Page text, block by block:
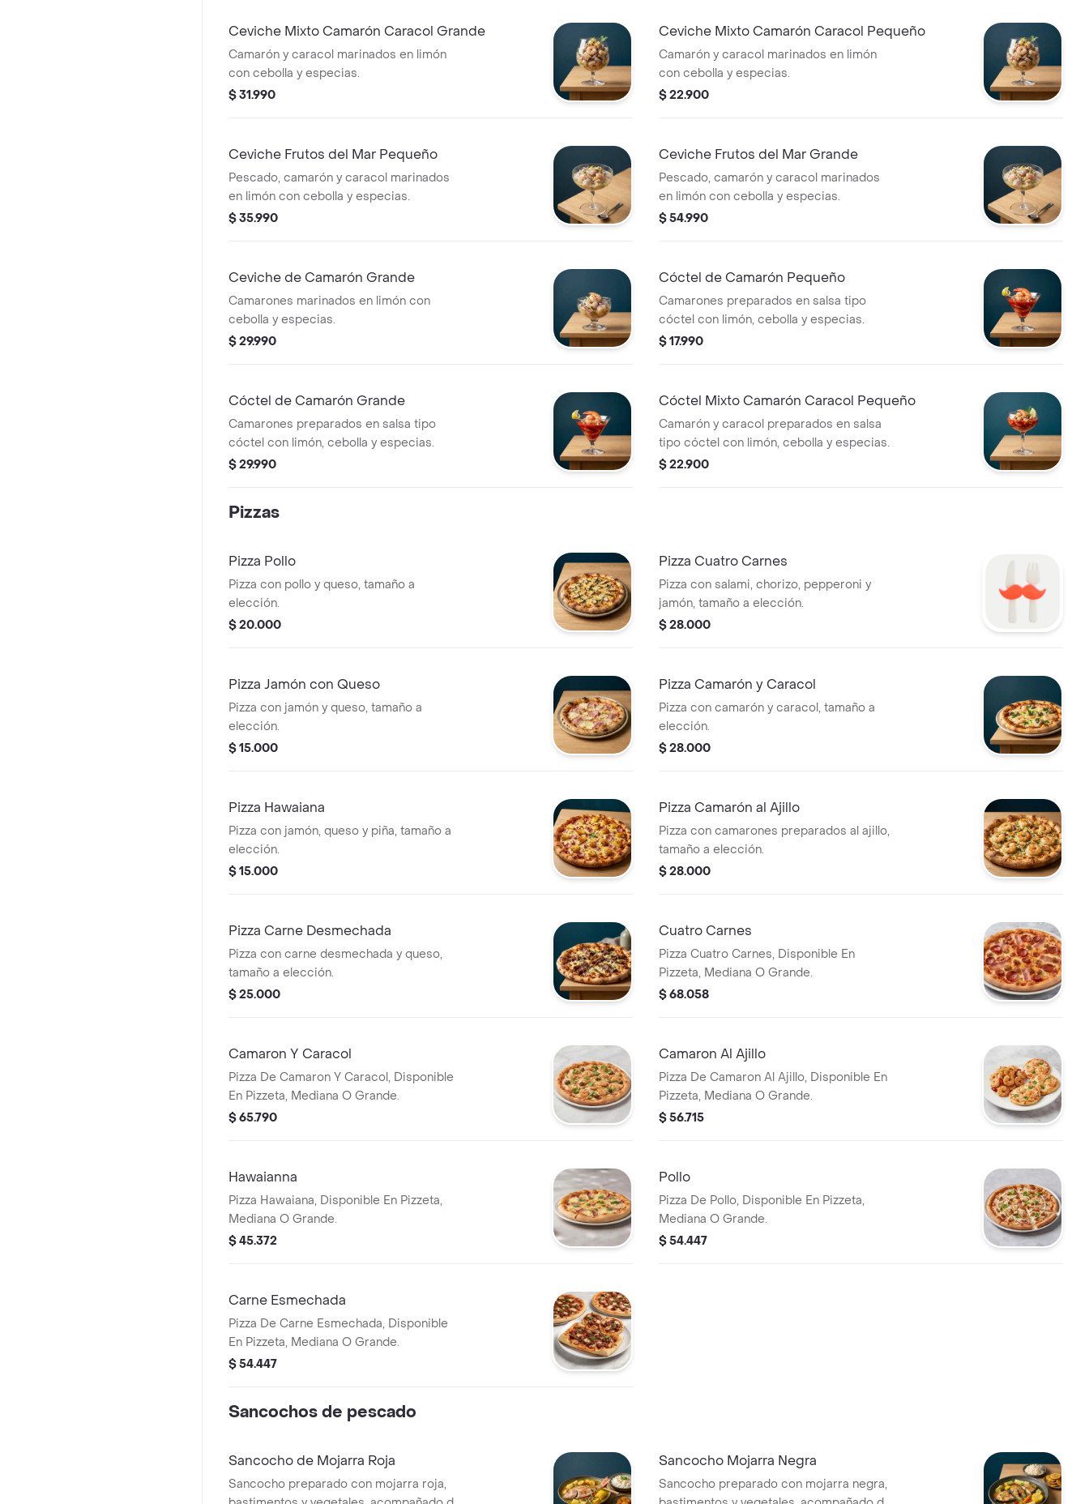
Ceviche Mixto Camarón Caracol Grande
Camarón y caracol marinados en limón
con cebolla y especias.
$ 31.990
Ceviche Mixto Camarón Caracol Pequeño
Camarón y caracol marinados en limón
con cebolla y especias.
$ 22.900
Ceviche Frutos del Mar Pequeño
Pescado, camarón y caracol marinados
en limón con cebolla y especias.
$ 35.990
Ceviche Frutos del Mar Grande
Pescado, camarón y caracol marinados
en limón con cebolla y especias.
$ 54.990
Ceviche de Camarón Grande
Camarones marinados en limón con
cebolla y especias.
$ 29.990
Cóctel de Camarón Pequeño
Camarones preparados en salsa tipo
cóctel con limón, cebolla y especias.
$ 17.990
Cóctel de Camarón Grande
Camarones preparados en salsa tipo
cóctel con limón, cebolla y especias.
$ 29.990
Cóctel Mixto Camarón Caracol Pequeño
Camarón y caracol preparados en salsa
tipo cóctel con limón, cebolla y especias.
$ 22.900
Pizzas
Pizza Pollo
Pizza con pollo y queso, tamaño a
elección.
$ 20.000
Pizza Cuatro Carnes
Pizza con salami, chorizo, pepperoni y
jamón, tamaño a elección.
$ 28.000
Pizza Jamón con Queso
Pizza con jamón y queso, tamaño a
elección.
$ 15.000
Pizza Camarón y Caracol
Pizza con camarón y caracol, tamaño a
elección.
$ 28.000
Pizza Hawaiana
Pizza con jamón, queso y piña, tamaño a
elección.
$ 15.000
Pizza Camarón al Ajillo
Pizza con camarones preparados al ajillo,
tamaño a elección.
$ 28.000
Pizza Carne Desmechada
Pizza con carne desmechada y queso,
tamaño a elección.
$ 25.000
Cuatro Carnes
Pizza Cuatro Carnes, Disponible En
Pizzeta, Mediana O Grande.
$ 68.058
Camaron Y Caracol
Pizza De Camaron Y Caracol, Disponible
En Pizzeta, Mediana O Grande.
$ 65.790
Camaron Al Ajillo
Pizza De Camaron Al Ajillo, Disponible En
Pizzeta, Mediana O Grande.
$ 56.715
Hawaianna
Pizza Hawaiana, Disponible En Pizzeta,
Mediana O Grande.
$ 45.372
Pollo
Pizza De Pollo, Disponible En Pizzeta,
Mediana O Grande.
$ 54.447
Carne Esmechada
Pizza De Carne Esmechada, Disponible
En Pizzeta, Mediana O Grande.
$ 54.447
Sancochos de pescado
Sancocho de Mojarra Roja
Sancocho preparado con mojarra roja,
Sancocho Mojarra Negra
Sancocho preparado con mojarra negra,